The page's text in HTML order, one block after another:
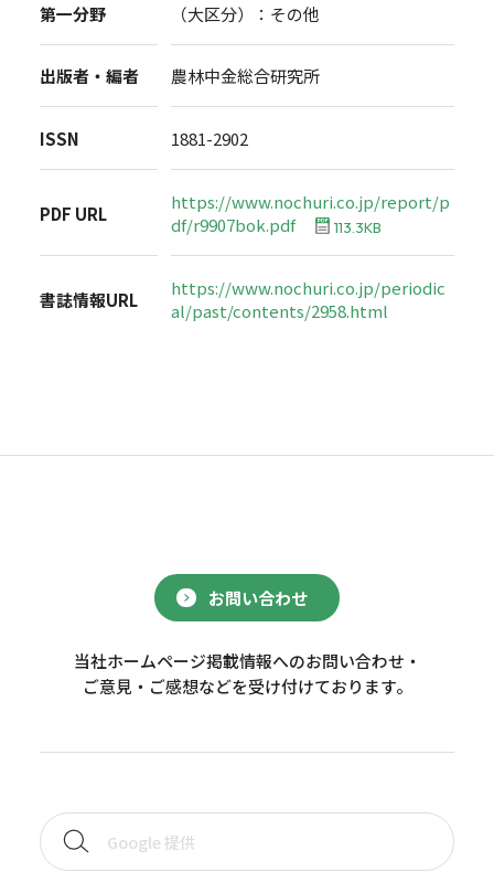
第一分野 （大区分）：その他
出版者・編者 農林中金総合研究所
ISSN 1881-2902
PDF URL
https://www.nochuri.co.jp/report/p
df/r9907bok.pdf
113.3KB
書誌情報URL
https://www.nochuri.co.jp/periodic
al/past/contents/2958.html
お問い合わせ
当社ホームページ掲載情報へのお問い合わせ・
ご意見・ご感想などを受け付けております。